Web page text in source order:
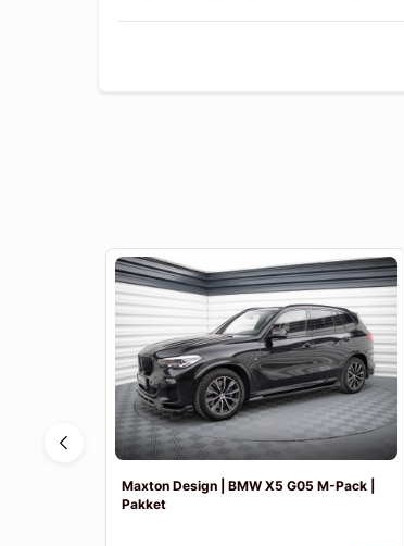
Maxton Design | BMW X5 G05 M-Pack |
Pakket